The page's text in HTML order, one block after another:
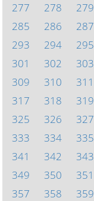
277
278 279
285
286 287
293
294 295
301
302 303
309
310 311
317
318 319
325
326 327
333
334 335
341
342 343
349
350 351
357
358 359